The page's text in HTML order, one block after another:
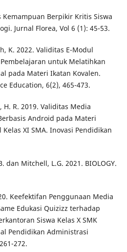
Kemampuan Berpikir Kritis Siswa
Jurnal Florea, Vol 6 (1): 45-53.
K. 2022. Validitas E-Modul
untuk Melatihkan
pada Materi Ikatan Kovalen.
Education, 6(2), 465-473.
H. R. 2019. Validitas Media
Android pada Materi
XI SMA. Inovasi Pendidikan
dan Mitchell, L.G. 2021. BIOLOGY.
Keefektifan Penggunaan Media
Edukasi Quizizz terhadap
Siswa Kelas X SMK
Pendidikan Administrasi
272.